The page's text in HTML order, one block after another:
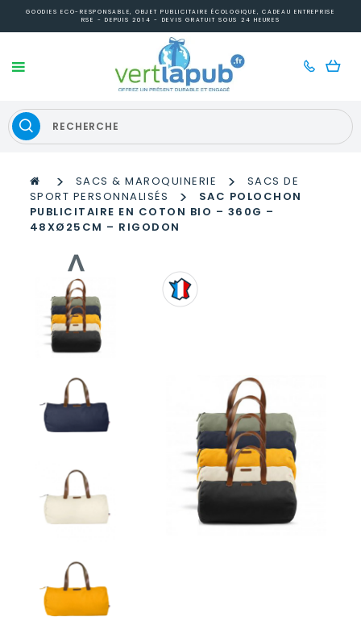
GOODIES ECO-RESPONSABLE, OBJET PUBLICITAIRE ÉCOLOGIQUE, CADEAU ENTREPRISE
RSE - DEPUIS 2014 - DEVIS GRATUIT SOUS 24 HEURES
> SACS & MAROQUINERIE >
SACS DE
SPORT PERSONNALISÉS
>
SAC POLOCHON
PUBLICITAIRE EN COTON BIO – 360G –
48XØ25CM – RIGODON